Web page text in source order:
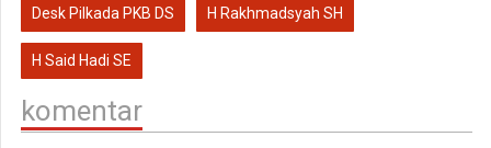
Desk Pilkada PKB DS H Rakhmadsyah SH
H Said Hadi SE
komentar